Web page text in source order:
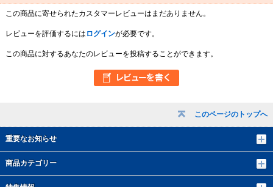
このページのトップへ
重要なお知らせ
商品カテゴリー
この商品に寄せられたカスタマーレビューはまだありません。
レビューを評価するには ログインが必要です。
この商品に対するあなたのレビューを投稿することができます。